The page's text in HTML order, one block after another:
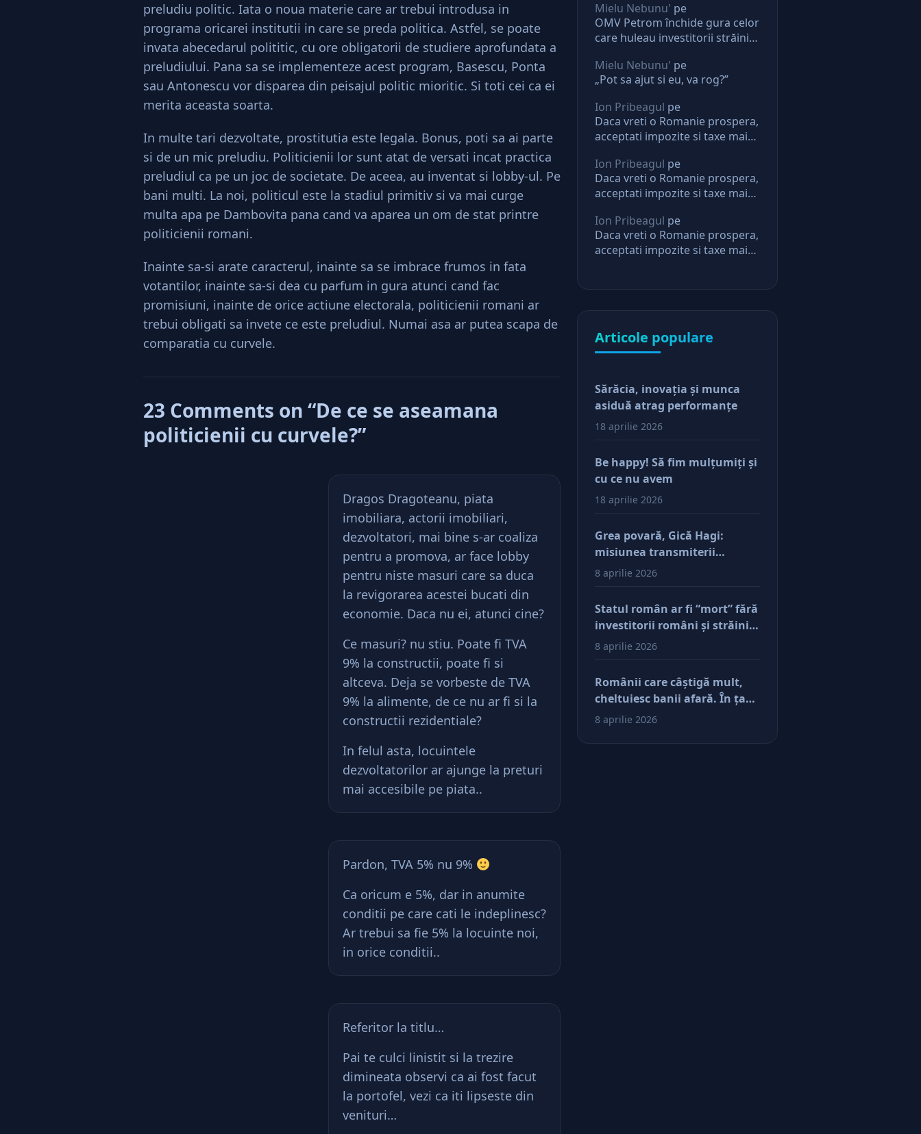
preludiu politic. Iata o noua materie care ar trebui introdusa in
programa oricarei institutii in care se preda politica. Astfel, se poate
invata abecedarul polititic, cu ore obligatorii de studiere aprofundata a
preludiului. Pana sa se implementeze acest program, Basescu, Ponta
sau Antonescu vor disparea din peisajul politic mioritic. Si toti cei ca ei
merita aceasta soarta.
In multe tari dezvoltate, prostitutia este legala. Bonus, poti sa ai parte
si de un mic preludiu. Politicienii lor sunt atat de versati incat practica
preludiul ca pe un joc de societate. De aceea, au inventat si lobby-ul. Pe
bani multi. La noi, politicul este la stadiul primitiv si va mai curge
multa apa pe Dambovita pana cand va aparea un om de stat printre
politicienii romani.
Inainte sa-si arate caracterul, inainte sa se imbrace frumos in fata
votantilor, inainte sa-si dea cu parfum in gura atunci cand fac
promisiuni, inainte de orice actiune electorala, politicienii romani ar
trebui obligati sa invete ce este preludiul. Numai asa ar putea scapa de
comparatia cu curvele.
23 Comments on “De ce se aseamana
politicienii cu curvele?”
Dragos Dragoteanu, piata
imobiliara, actorii imobiliari,
dezvoltatori, mai bine s-ar coaliza
pentru a promova, ar face lobby
pentru niste masuri care sa duca
la revigorarea acestei bucati din
economie. Daca nu ei, atunci cine?
Ce masuri? nu stiu. Poate fi TVA
9% la constructii, poate fi si
altceva. Deja se vorbeste de TVA
9% la alimente, de ce nu ar fi si la
constructii rezidentiale?
In felul asta, locuintele
dezvoltatorilor ar ajunge la preturi
mai accesibile pe piata..
Pardon, TVA 5% nu 9%
Ca oricum e 5%, dar in anumite
conditii pe care cati le indeplinesc?
Ar trebui sa fie 5% la locuinte noi,
in orice conditii..
Referitor la titlu…
Pai te culci linistit si la trezire
dimineata observi ca ai fost facut
la portofel, vezi ca iti lipseste din
venituri…
Mielu Nebunu' pe
OMV Petrom închide gura celor
care huleau investitorii străini.
Mielu Nebunu' pe
„Pot sa ajut si eu, va rog?”
Ion Pribeagul pe
Daca vreti o Romanie prospera,
acceptati impozite si taxe mai
asteptari de la stat
Ion Pribeagul pe
Daca vreti o Romanie prospera,
acceptati impozite si taxe mai
asteptari de la stat
Ion Pribeagul pe
Daca vreti o Romanie prospera,
acceptati impozite si taxe mai
Articole populare
Sărăcia, inovaţia şi munca
asiduă atrag performanţe
18 aprilie 2026
Be happy! Să fim mulţumiţi şi
cu ce nu avem
18 aprilie 2026
Grea povară, Gică Hagi:
misiunea transmiterii
valorilor şi a mentalităţii o
care vor să-și lase moştenire
afacerile
8 aprilie 2026
Statul român ar fi “mort” fără
investitorii români şi străini.
După părerea mea, acum e
face diferenţa între cine îl
tine în viaţă şi cine i-a făcut
rău
8 aprilie 2026
Românii care câştigă mult,
cheltuiesc banii afară. În ţară
rămâne mărunţişul
8 aprilie 2026